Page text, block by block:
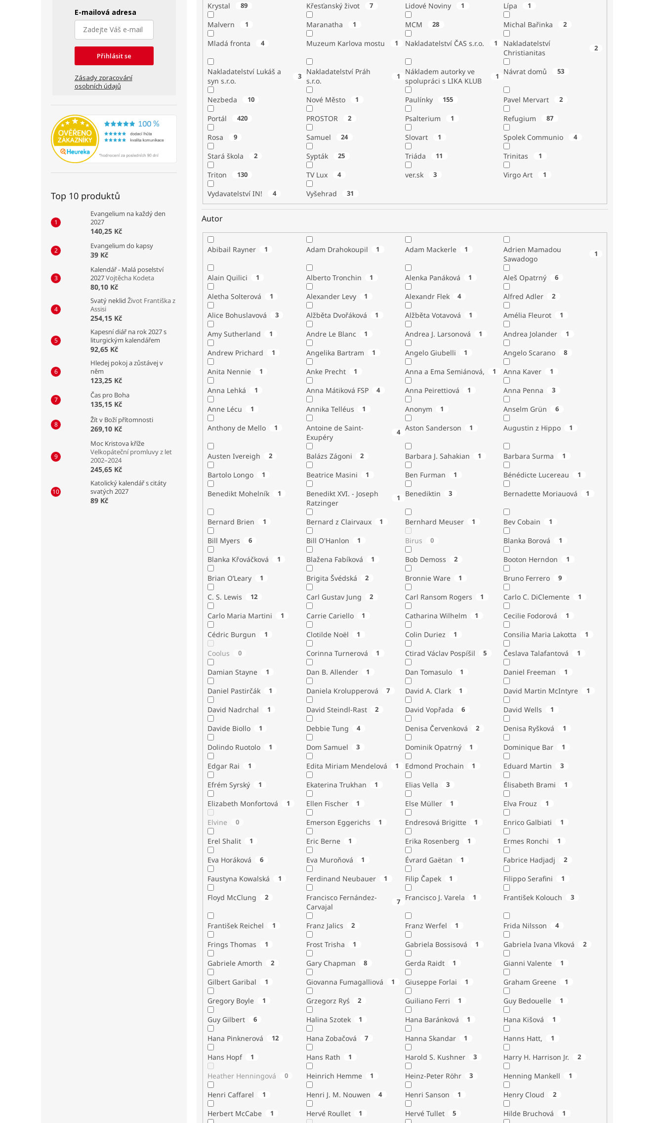
E-mailová adresa
Přihlásit se
Zásady zpracování
osobních údajů
Top 10 produktů
Evangelium na každý den
2027
140,25 Kč
Evangelium do kapsy
39 Kč
Kalendář - Malá poselství
2027Vojtěcha Kodeta
80,10 Kč
Svatý neklid Život Františka z
Assisi
254,15 Kč
Kapesní diář na rok 2027 s
liturgickým kalendářem
92,65 Kč
Hledej pokoj a zůstávej v
něm
123,25 Kč
Čas pro Boha
135,15 Kč
Žít v Boží přítomnosti
269,10 Kč
Moc Kristova kříže
Velkopáteční promluvy z let
2002–2024
245,65 Kč
Katolický kalendář s citáty
svatých 2027
89 Kč
Krystal 89 Křesťanský život 7 Lidové Noviny 1 Lípa 1
Malvern 1 Maranatha 1 MCM 28 Michal Bařinka 2
Mladá fronta 4 Muzeum Karlova mostu 1 Nakladatelství ČAS s.r.o. 1
Nakladatelství
Christianitas
2
Nakladatelství Lukáš a
syn s.r.o.
3
Nakladatelství Práh
s.r.o.
1
Nákladem autorky ve
spolupráci s LIKA KLUB
1 Návrat domů 53
Nezbeda 10 Nové Město 1 Paulínky 155 Pavel Mervart 2
Portál 420 PROSTOR 2 Psalterium 1 Refugium 87
Rosa 9 Samuel 24 Slovart 1 Spolek Communio 4
Stará škola 2 Sypták 25 Triáda 11 Trinitas 1
Triton 130 TV Lux 4 ver.sk 3 Virgo Art 1
Vydavatelství IN! 4 Vyšehrad 31
Autor
Abibail Rayner 1 Adam Drahokoupil 1 Adam Mackerle 1
Adrien Mamadou
Sawadogo
1
Alain Quilici 1 Alberto Tronchin 1 Alenka Panáková 1 Aleš Opatrný 6
Aletha Solterová 1 Alexander Levy 1 Alexandr Flek 4 Alfred Adler 2
Alice Bohuslavová 3 Alžběta Dvořáková 1 Alžběta Votavová 1 Amélia Fleurot 1
Amy Sutherland 1 Andre Le Blanc 1 Andrea J. Larsonová 1 Andrea Jolander 1
Andrew Prichard 1 Angelika Bartram 1 Angelo Giubelli 1 Angelo Scarano 8
Anita Nennie 1 Anke Precht 1 Anna a Ema Semiánová, 1 Anna Kaver 1
Anna Lehká 1 Anna Mátiková FSP 4 Anna Peirettiová 1 Anna Penna 3
Anne Lécu 1 Annika Telléus 1 Anonym 1 Anselm Grün 6
Anthony de Mello 1
Antoine de Saint-
Exupéry
4 Aston Sanderson 1 Augustin z Hippo 1
Austen Ivereigh 2 Balázs Zágoni 2 Barbara J. Sahakian 1 Barbara Surma 1
Bartolo Longo 1 Beatrice Masini 1 Ben Furman 1 Bénédicte Lucereau 1
Benedikt Mohelník 1
Benedikt XVI. - Joseph
Ratzinger
1 Benediktin 3 Bernadette Moriauová 1
Bernard Brien 1 Bernard z Clairvaux 1 Bernhard Meuser 1 Bev Cobain 1
Bill Myers 6 Bill O'Hanlon 1 Birus 0 Blanka Borová 1
Blanka Křováčková 1 Blažena Fabíková 1 Bob Demoss 2 Booton Herndon 1
Brian O’Leary 1 Brigita Švédská 2 Bronnie Ware 1 Bruno Ferrero 9
C. S. Lewis 12 Carl Gustav Jung 2 Carl Ransom Rogers 1 Carlo C. DiClemente 1
Carlo Maria Martini 1 Carrie Cariello 1 Catharina Wilhelm 1 Cecilie Fodorová 1
Cédric Burgun 1 Clotilde Noël 1 Colin Duriez 1 Consilia Maria Lakotta 1
Coolus 0 Corinna Turnerová 1 Ctirad Václav Pospíšil 5 Česlava Talafantová 1
Damian Stayne 1 Dan B. Allender 1 Dan Tomasulo 1 Daniel Freeman 1
Daniel Pastirčák 1 Daniela Krolupperová 7 David A. Clark 1 David Martin McIntyre 1
David Nadrchal 1 David Steindl-Rast 2 David Vopřada 6 David Wells 1
Davide Biollo 1 Debbie Tung 4 Denisa Červenková 2 Denisa Ryšková 1
Dolindo Ruotolo 1 Dom Samuel 3 Dominik Opatrný 1 Dominique Bar 1
Edgar Rai 1 Edita Miriam Mendelová 1 Edmond Prochain 1 Eduard Martin 3
Efrém Syrský 1 Ekaterina Trukhan 1 Elias Vella 3 Élisabeth Brami 1
Elizabeth Monfortová 1 Ellen Fischer 1 Else Müller 1 Elva Frouz 1
Elvine 0 Emerson Eggerichs 1 Endresová Brigitte 1 Enrico Galbiati 1
Erel Shalit 1 Eric Berne 1 Erika Rosenberg 1 Ermes Ronchi 1
Eva Horáková 6 Eva Muroňová 1 Évrard Gaëtan 1 Fabrice Hadjadj 2
Faustyna Kowalská 1 Ferdinand Neubauer 1 Filip Čapek 1 Filippo Serafini 1
Floyd McClung 2
Francisco Fernández-
Carvajal
7 Francisco J. Varela 1 František Kolouch 3
František Reichel 1 Franz Jalics 2 Franz Werfel 1 Frida Nilsson 4
Frings Thomas 1 Frost Trisha 1 Gabriela Bossisová 1 Gabriela Ivana Vlková 2
Gabriele Amorth 2 Gary Chapman 8 Gerda Raidt 1 Gianni Valente 1
Gilbert Garibal 1 Giovanna Fumagalliová 1 Giuseppe Forlai 1 Graham Greene 1
Gregory Boyle 1 Grzegorz Ryś 2 Guiliano Ferri 1 Guy Bedouelle 1
Guy Gilbert 6 Halina Szotek 1 Hana Baránková 1 Hana Kišová 1
Hana Pinknerová 12 Hana Zobačová 7 Hanna Skandar 1 Hanns Hatt, 1
Hans Hopf 1 Hans Rath 1 Harold S. Kushner 3 Harry H. Harrison Jr. 2
Heather Henningová 0 Heinrich Hemme 1 Heinz-Peter Röhr 3 Henning Mankell 1
Henri Caffarel 1 Henri J. M. Nouwen 4 Henri Sanson 1 Henry Cloud 2
Herbert McCabe 1 Hervé Roullet 1 Hervé Tullet 5 Hilde Bruchová 1